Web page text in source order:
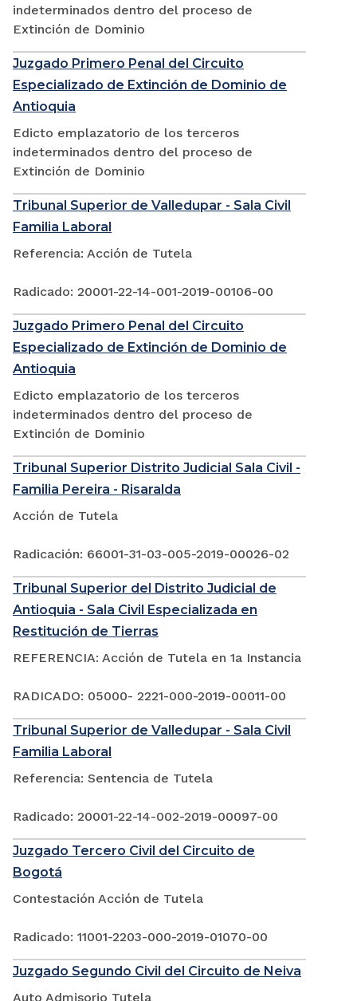
indeterminados dentro del proceso de
Extinción de Dominio
Juzgado Primero Penal del Circuito
Especializado de Extinción de Dominio de
Antioquia
Edicto emplazatorio de los terceros
indeterminados dentro del proceso de
Extinción de Dominio
Tribunal Superior de Valledupar - Sala Civil
Familia Laboral
Referencia: Acción de Tutela
Radicado: 20001-22-14-001-2019-00106-00
Juzgado Primero Penal del Circuito
Especializado de Extinción de Dominio de
Antioquia
Edicto emplazatorio de los terceros
indeterminados dentro del proceso de
Extinción de Dominio
Tribunal Superior Distrito Judicial Sala Civil -
Familia Pereira - Risaralda
Acción de Tutela
Radicación: 66001-31-03-005-2019-00026-02
Tribunal Superior del Distrito Judicial de
Antioquia - Sala Civil Especializada en
Restitución de Tierras
REFERENCIA: Acción de Tutela en 1a Instancia
RADICADO: 05000- 2221-000-2019-00011-00
Tribunal Superior de Valledupar - Sala Civil
Familia Laboral
Referencia: Sentencia de Tutela
Radicado: 20001-22-14-002-2019-00097-00
Juzgado Tercero Civil del Circuito de
Bogotá
Contestación Acción de Tutela
Radicado: 11001-2203-000-2019-01070-00
Juzgado Segundo Civil del Circuito de Neiva
Auto Admisorio Tutela